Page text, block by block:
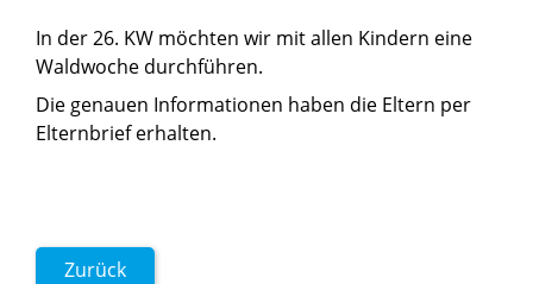
In der 26. KW möchten wir mit allen Kindern eine
Waldwoche durchführen.
Die genauen Informationen haben die Eltern per
Elternbrief erhalten.
Zurück